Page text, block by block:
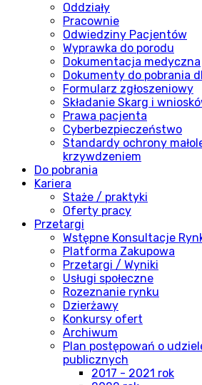
Oddziały
Pracownie
Odwiedziny Pacjentów
Wyprawka do porodu
Dokumentacja medyczna
Dokumenty do pobrania
Formularz zgłoszeniowy
Składanie Skarg i
Prawa pacjenta
Cyberbezpieczeństwo
Standardy ochrony
krzywdzeniem
Do pobrania
Kariera
Staże / praktyki
Oferty pracy
Przetargi
Wstępne Konsultacje
Platforma Zakupowa
Przetargi / Wyniki
Usługi społeczne
Rozeznanie rynku
Dzierżawy
Konkursy ofert
Archiwum
Plan postępowań o
publicznych
2017 - 2021 rok